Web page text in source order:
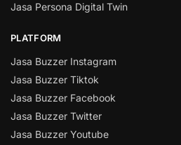
Jasa Persona Digital Twin
PLATFORM
Jasa Buzzer Instagram
Jasa Buzzer Tiktok
Jasa Buzzer Facebook
Jasa Buzzer Twitter
Jasa Buzzer Youtube